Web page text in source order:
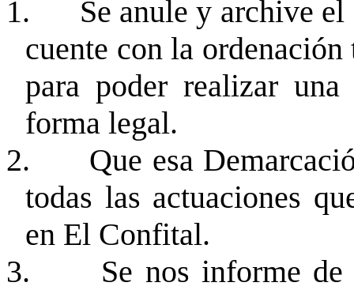
1.
Se anule y archive
cuente con la
para poder realizar una
forma legal.
2.
Que esa
todas las actuaciones
en El Confital.
3.
Se nos informe